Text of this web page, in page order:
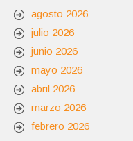
agosto 2026
julio 2026
junio 2026
mayo 2026
abril 2026
marzo 2026
febrero 2026